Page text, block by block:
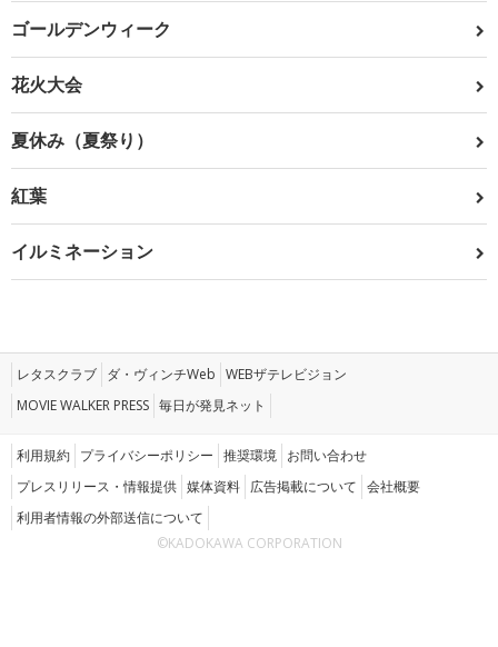
ゴールデンウィーク
花火大会
夏休み（夏祭り）
紅葉
イルミネーション
レタスクラブ ダ・ヴィンチWeb WEBザテレビジョン
MOVIE WALKER PRESS 毎日が発見ネット
利用規約 プライバシーポリシー 推奨環境 お問い合わせ
プレスリリース・情報提供 媒体資料 広告掲載について 会社概要
利用者情報の外部送信について
©KADOKAWA CORPORATION